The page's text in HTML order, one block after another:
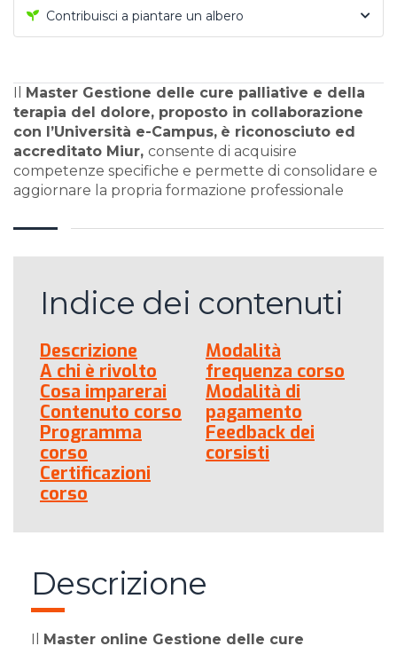
Contribuisci a piantare un albero
Master Gestione delle cure palliative e della
terapia del dolore, proposto in collaborazione
con l’Università e-Campus, è riconosciuto ed
accreditato Miur, consente di acquisire
competenze specifiche e permette di consolidare e
aggiornare la propria formazione professionale
Indice dei contenuti
Descrizione
A chi è rivolto
Cosa imparerai
Contenuto corso
Programma
corso
Certificazioni
corso
Modalità
frequenza corso
Modalità di
pagamento
Feedback dei
corsisti
Descrizione
Master online Gestione delle cure